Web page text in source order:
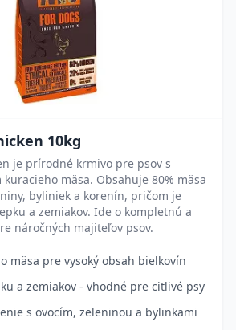
10kg
je prírodné krmivo pre psov s
mäsa. Obsahuje 80% mäsa
byliniek a korenín, pričom je
a zemiakov. Ide o kompletnú a
náročných majiteľov psov.
mäsa pre vysoký obsah bielkovín
a zemiakov - vhodné pre citlivé psy
s ovocím, zeleninou a bylinkami